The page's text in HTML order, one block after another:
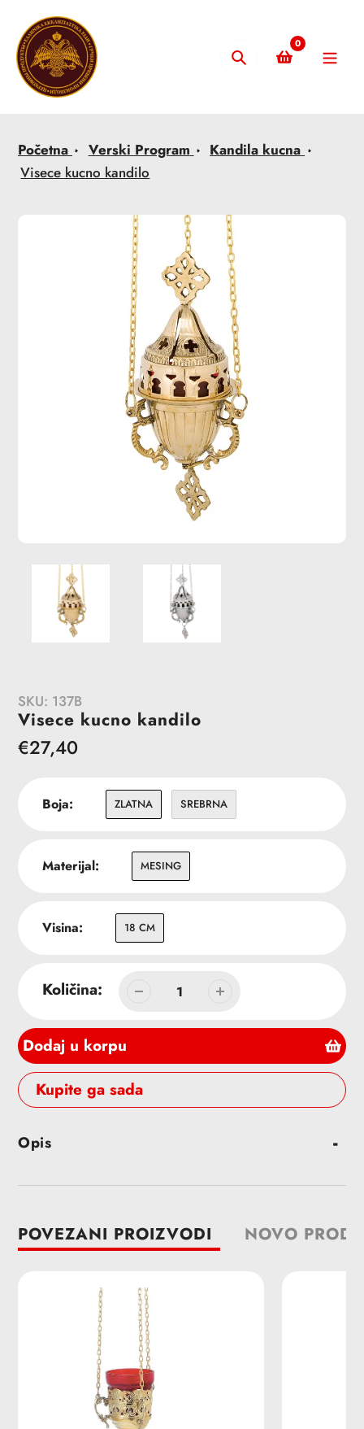
content
Pretraži
0
Početna Verski Program
Kandila kucna
Visece kucno kandilo
SKU: 137B
Visece kucno kandilo
Redovna
€27,40
Boja: ZLATNA SREBRNA
Materijal: MESING
Visina: 18 CM
Količina:
Dodaj u korpu
Buy it now
proizvoda
korpu
Opis
POVEZANI PROIZVODI NOVO